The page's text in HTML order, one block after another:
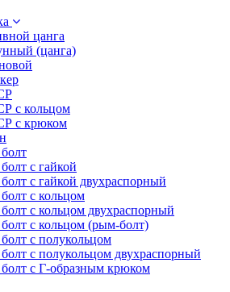
цанга
(цанга)
с кольцом
с крюком
с гайкой
с гайкой двухраспорный
с кольцом
с кольцом двухраспорный
с кольцом (рым-болт)
с полукольцом
с полукольцом двухраспорный
с Г-образным крюком